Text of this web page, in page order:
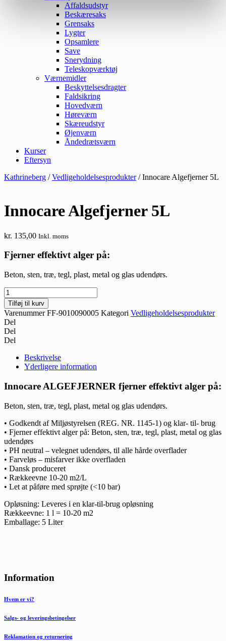
Affaldsudstyr
Beskæresaks
Grensaks
Lygter
Opsamlere
Save
Snerydning
Teleskopværktøj
Værnemidler
Beskyttelsesdragter
Faldsikring
Hovedværn
Høreværn
Skæreudstyr
Øjenværn
Åndedrætsværn
Kurser
Eftersyn
Kathrineberg /Vedligeholdelsesprodukter/ Innocare Algefjerner 5L
Innocare Algefjerner 5L
kr. 135,00 Inkl. moms
Fjerner effektivt alger på:
Beton, sten, træ, tegl, plast, metal og glas udendørs.
Innocare
Algefjerner
5L
antal
Tilføj til kurv
VarenummerFF-9010090005 Kategori Vedligeholdelsesprodukter
Del
Del
Del
Beskrivelse
Yderligere information
Innocare ALGEFJERNER fjerner effektivt alger på:
Beton, sten, træ, tegl, plast, metal og glas udendørs.
• Godkendt af Miljøstyrelsen (REG. NR. 1145-1) og klar- til- brug
• Fjerner effektivt alger på: Beton, sten, træ, tegl, plast, metal og glas
udendørs
• PH neutral – velegnet udendørs, til alle hårde overflader
• Farveløs – misfarver ikke overfladen
• Dansk produceret
• Rækkeevne 10-20 m2/L
• Let at påføre med sprøjte (<10 bar)
Opløsning: Leveres i en klar-til-brug opløsning
Rækkeevne: 1 l = 10-20 m2
Emballage: 5 Liter
Information
Hvem er vi?
Salgs- og leveringsbetingelser
Reklamation og returnering